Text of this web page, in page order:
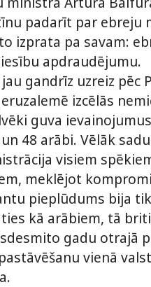
padarīt par ebreju
izprata pa savam:
apdraudējumu.
jau gandrīz uzreiz pēc
izcēlās
guva
48 arābi. Vēlāk
visiem
meklējot
pieplūdums bija
kā arābiem, tā
gadu otrajā
vienā